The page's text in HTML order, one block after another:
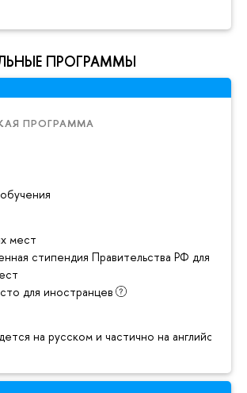
ПРОГРАММЫ
ПРОГРАММА
мест
стипендия Правительства РФ для
для иностранцев
на русском и частично на английском